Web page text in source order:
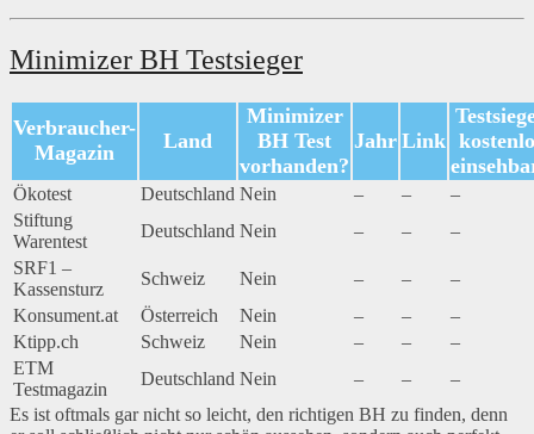
Minimizer BH Testsieger
Verbraucher-
Magazin
Land
Minimizer
BH Test
vorhanden?
Jahr Link
Ökotest Deutschland Nein – –
–
Stiftung
Warentest
Deutschland Nein – –
–
SRF1 –
Kassensturz
Schweiz Nein – –
–
Konsument.at
Österreich Nein – –
–
Ktipp.ch
Schweiz Nein – –
–
ETM
Testmagazin
Deutschland Nein – –
–
Es ist oftmals gar nicht so leicht, den richtigen BH zu finden, denn